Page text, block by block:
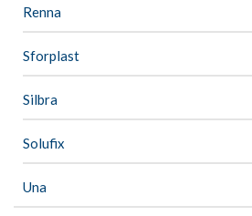
Renna
Sforplast
Silbra
Solufix
Una